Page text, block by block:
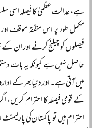
ہے، عدالت عظمیٰ کا فیصلہ اسی
مکمل طور پر اس متفقہ موقف
فیصلوں کو چیلنج کرنے اور ان کے
حاصل نہیں ہے کیونکہ یہ بات
میں آتی ہے۔ اور دنیا بھر کے
کے قومی فیصلہ کا احترام کریں،
احترام ہیں تو پاکستان کی